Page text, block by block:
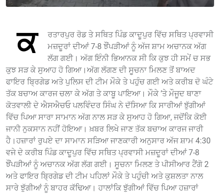
ਕ
ਰਤਾਰਪੁਰ ਰੋਡ ਤੇ ਸਥਿਤ ਪਿੰਡ ਕਾਦੂਪੁਰ ਵਿੱਚ ਸਥਿਤ ਪ੍ਰਵਾਸੀ
ਮਜ਼ਦੂਰਾਂ ਦੀਆਂ 7-8 ਝੌਂਪੜੀਆਂ ਨੂੰ ਅੱਜ ਸ਼ਾਮ ਅਚਾਨਕ ਅੱਗ
ਲੱਗ ਗਈ। ਅੱਗ ਇੰਨੀ ਭਿਆਨਕ ਸੀ ਕਿ ਕੁਝ ਹੀ ਸਮੇਂ ਚ ਸਭ
ਕੁਝ ਸੜ ਕੇ ਸੁਆਹ ਹੋ ਗਿਆ।ਅੱਗ ਲੱਗਣ ਦੀ ਸੂਚਨਾ ਮਿਲਣ ਤੋਂ ਬਾਅਦ
ਫਾਇਰ ਬ੍ਰਿਗੇਡ ਅਤੇ ਪੁਲਿਸ ਦੀ ਟੀਮ ਮੌਕੇ ਤੇ ਪਹੁੰਚ ਗਈ ਅਤੇ ਕਰੀਬ ਦੋ ਘੰਟੇ
ਤੱਕ ਬਚਾਅ ਕਾਰਜ ਚਲਾ ਕੇ ਅੱਗ ਤੇ ਕਾਬੂ ਪਾਇਆ। ਮੌਕੇ ’ਤੇ ਮੌਜੂਦ ਥਾਣਾ
ਕੋਤਵਾਲੀ ਦੇ ਐਸਐਚਓ ਪਲਵਿੰਦਰ ਸਿੰਘ ਨੇ ਦੱਸਿਆ ਕਿ ਸਾਰੀਆਂ ਝੁੱਗੀਆਂ
ਵਿੱਚ ਪਿਆ ਸਾਰਾ ਸਾਮਾਨ ਅੱਗ ਨਾਲ ਸੜ ਕੇ ਸੁਆਹ ਹੋ ਗਿਆ, ਜਦੋਂਕਿ ਕੋਈ
ਜਾਨੀ ਨੁਕਸਾਨ ਨਹੀਂ ਹੋਇਆ। ਖ਼ਬਰ ਲਿਖੇ ਜਾਣ ਤੱਕ ਬਚਾਅ ਕਾਰਜ ਜਾਰੀ
ਹੈ।ਹਜ਼ਾਰਾਂ ਰੁਪਏ ਦਾ ਸਾਮਾਨ ਸੜਿਆ ਜਾਣਕਾਰੀ ਅਨੁਸਾਰ ਅੱਜ ਸ਼ਾਮ 4:30
ਵਜੇ ਦੇ ਕਰੀਬ ਪਿੰਡ ਕਾਦੂਪੁਰ ਵਿੱਚ ਸਥਿਤ ਪ੍ਰਵਾਸੀ ਮਜ਼ਦੂਰਾਂ ਦੀਆਂ 7-8
ਝੌਂਪੜੀਆਂ ਨੂੰ ਅਚਾਨਕ ਅੱਗ ਲੱਗ ਗਈ। ਸੂਚਨਾ ਮਿਲਣ ਤੇ ਪੀਸੀਆਰ ਟੈਂਗੋ 2
ਅਤੇ ਫਾਇਰ ਬ੍ਰਿਗੇਡ ਦੀ ਟੀਮ ਪਹਿਲਾਂ ਮੌਕੇ ਤੇ ਪਹੁੰਚੀ ਅਤੇ ਕੁਸ਼ਲਤਾ ਨਾਲ
ਸਾਰੇ ਝੁੱਗੀਆਂ ਨੂੰ ਬਾਹਰ ਕੱਢਿਆ। ਹਾਲਾਂਕਿ ਝੁੱਗੀਆਂ ਵਿੱਚ ਪਿਆ ਹਜ਼ਾਰਾਂ